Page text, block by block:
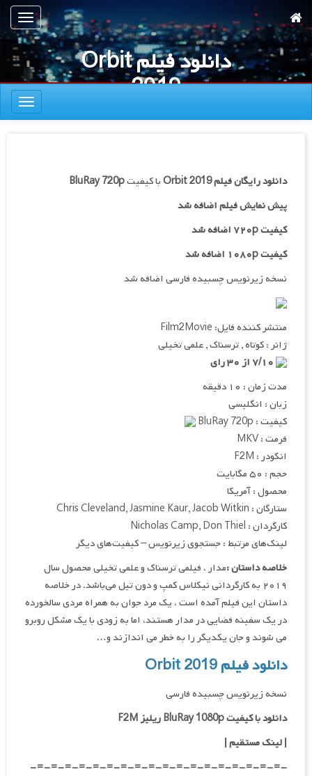
به
محتوای
اصلی
ناوبری
دانلود فیلم Orbit
2019
ناوبری
دانلود رایگان فیلمOrbit 2019با کیفیتBluRay 720p
پیش نمایش فیلم اضافه شد
کیفیت ۷۲۰p اضافه شد
کیفیت ۱۰۸۰p اضافه شد
نسخه زیرنویس چسبیده فارسی اضافه شد
منتشر کننده فایل: Film2Movie
ژانر : کوتاه , ترسناک , علمی تخیلی
مدت زمان : ۱۰ دقیقه
زبان : انگلیسی
کیفیت : BluRay 720p
فرمت : MKV
انکودر : F2M
حجم : ۵۰ مگابایت
محصول : آمریکا
ستارگان : Chris Cleveland, Jasmine Kaur, Jacob Witkin
کارگردان : Nicholas Camp, Don Thiel
لینک‌های مرتبط : جستجوی زیرنویس – کیفیت‌های دیگر
خلاصه داستان :مدار ، فیلمی ترسناک و علمی تخیلی محصول سال
۲۰۱۹ به کارگردانی نیکلاس کمپ و دون تیل می‌باشد. در خلاصه
داستان این فیلم آمده است ، یک مرد جوان به همراه مردی سالخورده
در یک سفینه فضایی در مدار هستند، اما به زودی با یک مشکل روبرو
می شوند و جان یکدیگر را به خطر می اندازند و…
دانلود فیلم Orbit 2019
نسخه زیرنویس چسبیده فارسی
دانلود با کیفیت BluRay 1080p ریلیز F2M
|لینک مستقیم|
-=-=-=-=-=-=-=-=-=-=-=-=-=-=-=-=-=-=-